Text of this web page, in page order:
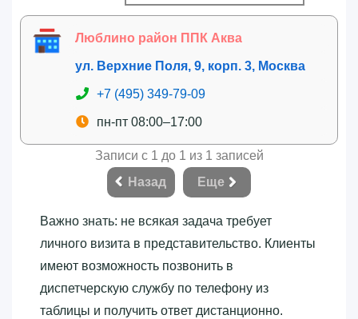
Люблино район ППК Аква
ул. Верхние Поля, 9, корп. 3, Москва
+7 (495) 349-79-09
пн-пт 08:00–17:00
Записи с 1 до 1 из 1 записей
Назад
Еще
Важно знать: не всякая задача требует
личного визита в представительство. Клиенты
имеют возможность позвонить в
диспетчерскую службу по телефону из
таблицы и получить ответ дистанционно.